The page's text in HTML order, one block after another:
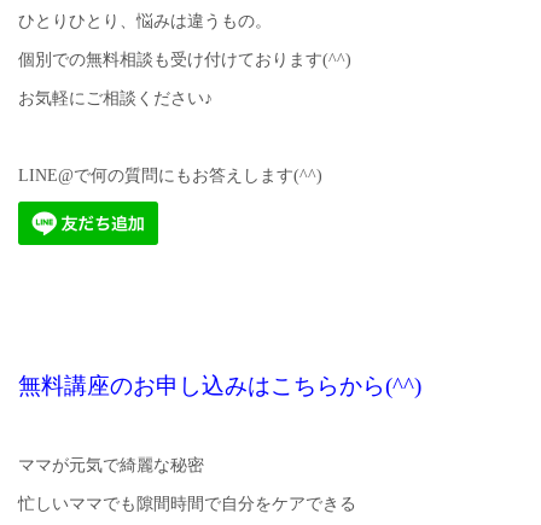
ひとりひとり、悩みは違うもの。
個別での無料相談も受け付けております(^^)
お気軽にご相談ください♪
LINE@で何の質問にもお答えします(^^)
無料講座のお申し込みはこちらから(^^)
ママが元気で綺麗な秘密
忙しいママでも隙間時間で自分をケアできる